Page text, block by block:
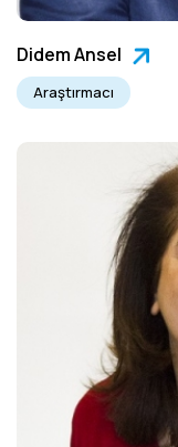
Didem Ansel
Araştırmacı